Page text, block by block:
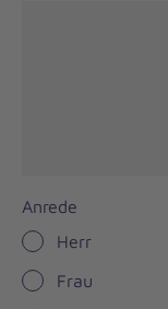
Anrede
Herr
Frau